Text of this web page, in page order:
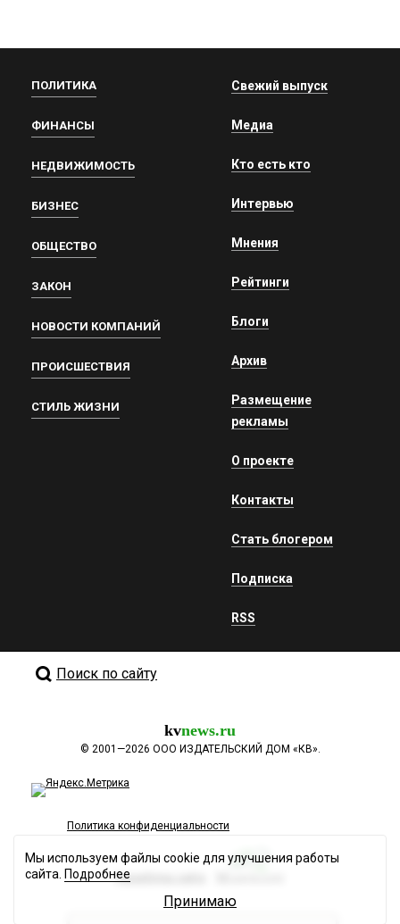
ПОЛИТИКА
ФИНАНСЫ
НЕДВИЖИМОСТЬ
БИЗНЕС
ОБЩЕСТВО
ЗАКОН
НОВОСТИ КОМПАНИЙ
ПРОИСШЕСТВИЯ
СТИЛЬ ЖИЗНИ
Свежий выпуск
Медиа
Кто есть кто
Интервью
Мнения
Рейтинги
Блоги
Архив
Размещение
рекламы
О проекте
Контакты
Стать блогером
Подписка
RSS
Поиск по сайту
kvnews.ru
© 2001—2026 ООО ИЗДАТЕЛЬСКИЙ ДОМ «КВ».
Политика конфиденциальности
Разработка сайта
Мы используем файлы cookie для улучшения работы
сайта. Подробнее
Принимаю